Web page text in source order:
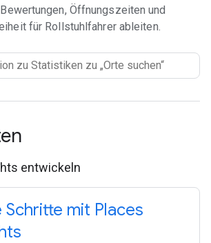
Öffnungszeiten und
für Rollstuhlfahrer ableiten.
entwickeln
Schritte mit Places